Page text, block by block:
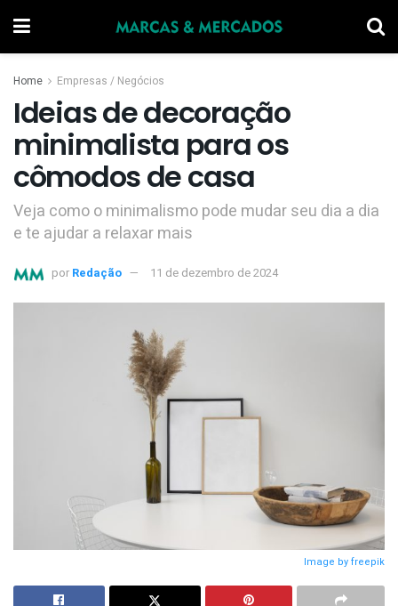
Home Empresas / Negócios
Ideias de decoração
minimalista para os
cômodos de casa
Veja como o minimalismo pode mudar seu dia a dia
e te ajudar a relaxar mais
por Redação 11 de dezembro de 2024
Image by freepik